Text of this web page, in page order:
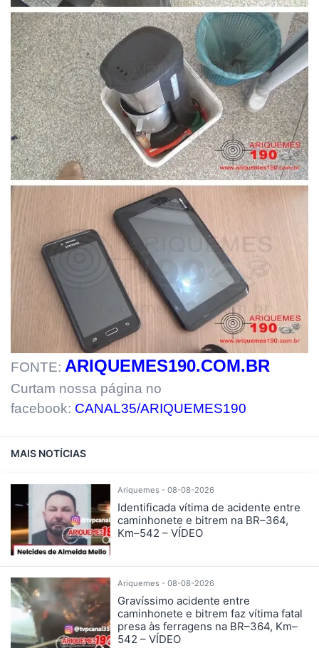
FONTE: ARIQUEMES190.COM.BR
Curtam nossa página no
facebook: CANAL35/ARIQUEMES190
MAIS NOTÍCIAS
Ariquemes - 08-08-2026
Identificada vítima de acidente entre
caminhonete e bitrem na BR–364,
Km–542 – VÍDEO
Ariquemes - 08-08-2026
Gravíssimo acidente entre
caminhonete e bitrem faz vítima fatal
presa às ferragens na BR–364, Km–
542 – VÍDEO